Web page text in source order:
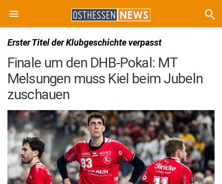
Erster Titel der Klubgeschichte verpasst
Finale um den DHB-Pokal: MT
Melsungen muss Kiel beim Jubeln
zuschauen